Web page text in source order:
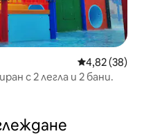
Средна
4,82 (38)
с 2 легла и 2 бани.